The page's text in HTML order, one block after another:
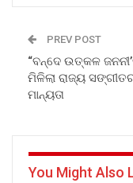
PREV POST
“ବନ୍ଦେ ଉତ୍କଳ
ମିଳିଲା ରାଜ୍ୟ
ମାନ୍ୟତା
You Might Also